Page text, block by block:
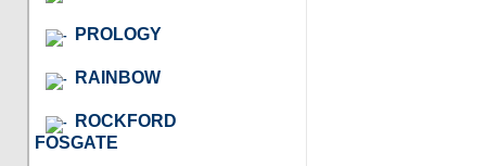
PROLOGY
RAINBOW
ROCKFORD
FOSGATE